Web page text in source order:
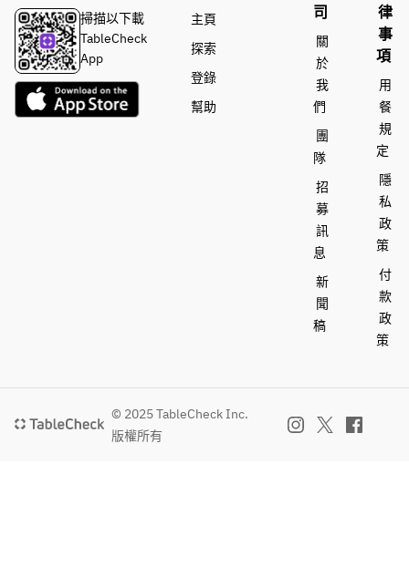
掃描以下載
TableCheck
App
主頁
探索
登錄
幫助
司
關
於
我
們
團
隊
招
募
訊
息
新
聞
稿
律
事
項
用
餐
規
定
隱
私
政
策
付
款
政
策
© 2025 TableCheck Inc.
版權所有